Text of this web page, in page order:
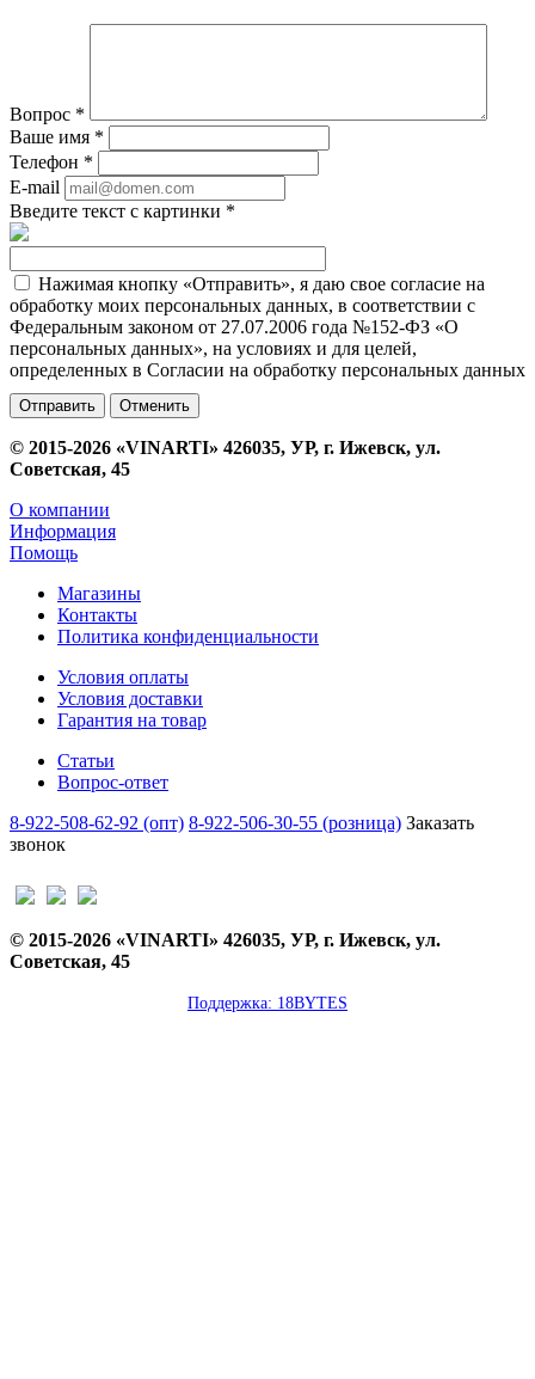
Вопрос *
Ваше имя *
Телефон *
E-mail
Введите текст с картинки *
Нажимая кнопку «Отправить», я даю свое согласие на
обработку моих персональных данных, в соответствии с
Федеральным законом от 27.07.2006 года №152-ФЗ «О
персональных данных», на условиях и для целей,
определенных в Согласии на обработку персональных данных
Отменить
© 2015-2026 «VINARTI» 426035, УР, г. Ижевск, ул.
Советская, 45
О компании
Информация
Помощь
Магазины
Контакты
Политика конфиденциальности
Условия оплаты
Условия доставки
Гарантия на товар
Статьи
Вопрос-ответ
8-922-508-62-92 (опт) 8-922-506-30-55 (розница) Заказать
звонок
© 2015-2026 «VINARTI» 426035, УР, г. Ижевск, ул.
Советская, 45
Поддержка: 18BYTES